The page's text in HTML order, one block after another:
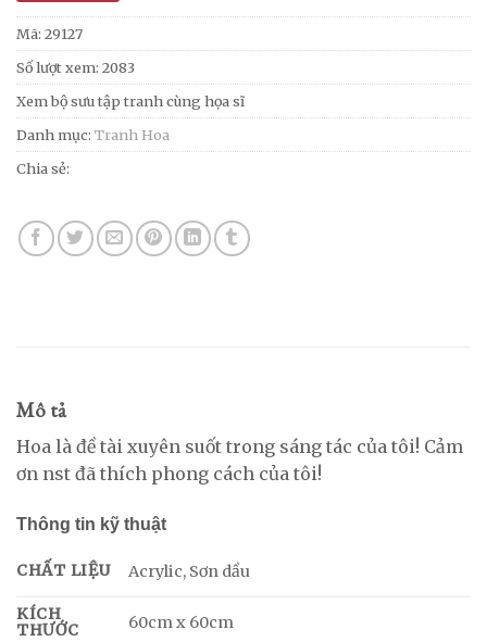
Mã: 29127
Số lượt xem: 2083
Xem bộ sưu tập tranh cùng họa sĩ
Danh mục: Tranh Hoa
Chia sẻ:
Mô tả
Hoa là đề tài xuyên suốt trong sáng tác của tôi! Cảm
ơn nst đã thích phong cách của tôi!
Thông tin kỹ thuật
CHẤT LIỆU Acrylic, Sơn dầu
KÍCH
THƯỚC
60cm x 60cm